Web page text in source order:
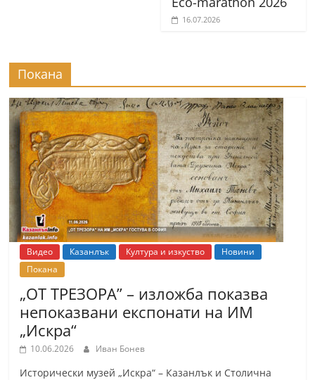
16.07.2026
Покана
Видео Казанлък Култура и изкуство
Новини
Покана
„ОТ ТРЕЗОРА” – изложба показва
непоказвани експонати на ИМ
„Искра“
10.06.2026 Иван Бонев
Исторически музей „Искра“ – Казанлък и Столична